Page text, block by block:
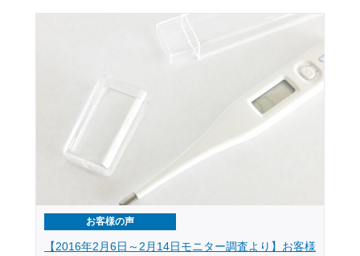
お客様の声
【2016年2月6日～2月14日モニター調査より】お客様